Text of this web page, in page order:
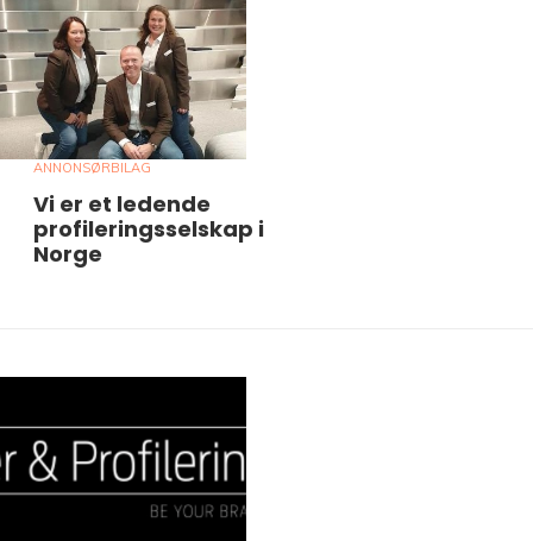
ANNONSØRBILAG
Vi er et ledende
profileringsselskap i
Norge